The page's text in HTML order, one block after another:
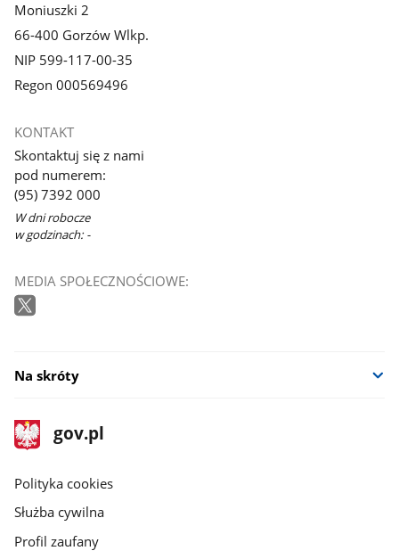
Moniuszki 2
66-400 Gorzów Wlkp.
NIP 599-117-00-35
Regon 000569496
KONTAKT
Skontaktuj się z nami
pod numerem:
(95) 7392 000
W dni robocze
w godzinach: -
MEDIA SPOŁECZNOŚCIOWE:
Na skróty
stopka
gov.pl
Strona
gov.pl
gov.pl
Polityka cookies
Służba cywilna
Profil zaufany